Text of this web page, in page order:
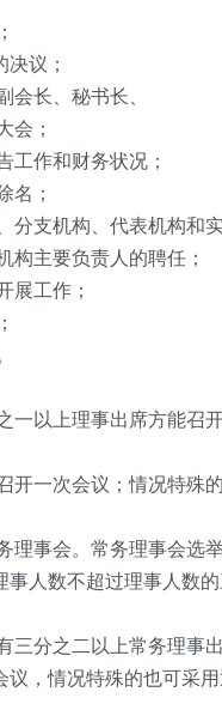
议；
长、秘书长、
；
作和财务状况；
；
支机构、代表机构和实
主要负责人的聘任；
工作；
上理事出席方能召开
次会议；情况特殊的
会。常务理事会选举
人数不超过理事人数的
之二以上常务理事出
，情况特殊的也可采用